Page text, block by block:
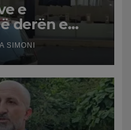
e
derën e
në Durrës,
për
SIMONI